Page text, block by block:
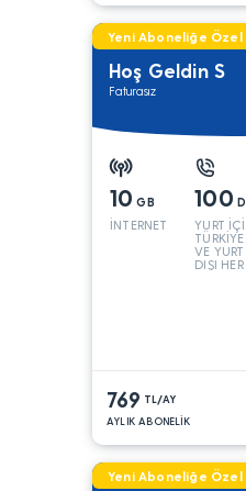
Yeni Aboneliğe
Hoş Geldin S
Faturasız
10 GB
İNTERNET
100
YURT İÇİ,
TÜRKİYE
VE YURT
DIŞI HER
769 TL/AY
AYLIK ABONELİK
Yeni Aboneliğe